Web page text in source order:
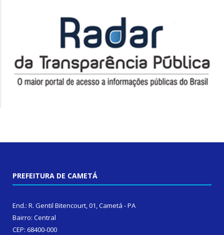
PREFEITURA DE CAMETÁ
End.: R. Gentil Bitencourt, 01, Cametá - PA
Bairro: Central
CEP: 68400-000